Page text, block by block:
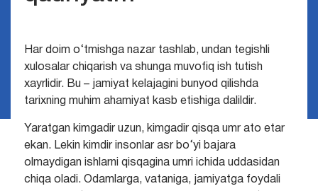
Har doim o‘tmishga nazar tashlab, undan tegishli
xulosalar chiqarish va shunga muvofiq ish tutish
xayrlidir. Bu – jamiyat kelajagini bunyod qilishda
tarixning muhim ahamiyat kasb etishiga dalildir.
Yaratgan kimgadir uzun, kimgadir qisqa umr ato etar
ekan. Lekin kimdir insonlar asr bo‘yi bajara
olmaydigan ishlarni qisqagina umri ichida uddasidan
chiqa oladi. Odamlarga, vataniga, jamiyatga foydali